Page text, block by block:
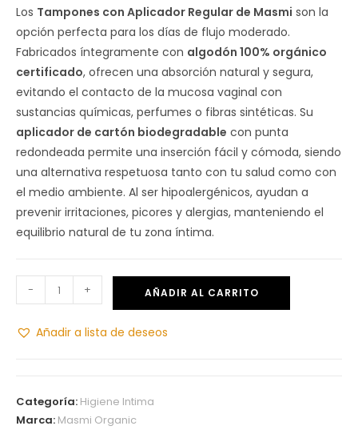
Los Tampones con Aplicador Regular de Masmi son la
opción perfecta para los días de flujo moderado.
Fabricados íntegramente con algodón 100% orgánico
certificado, ofrecen una absorción natural y segura,
evitando el contacto de la mucosa vaginal con
sustancias químicas, perfumes o fibras sintéticas. Su
aplicador de cartón biodegradable con punta
redondeada permite una inserción fácil y cómoda, siendo
una alternativa respetuosa tanto con tu salud como con
el medio ambiente. Al ser hipoalergénicos, ayudan a
prevenir irritaciones, picores y alergias, manteniendo el
equilibrio natural de tu zona íntima.
- + AÑADIR AL CARRITO
Añadir a lista de deseos
Categoría: Higiene Intima
Marca: Masmi Organic